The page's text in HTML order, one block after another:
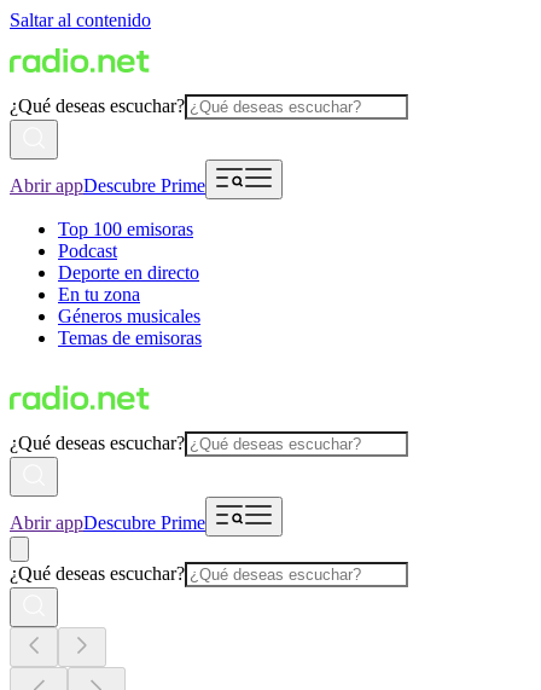
Saltar al contenido
¿Qué deseas escuchar?
Abrir appDescubre Prime
Top 100 emisoras
Podcast
Deporte en directo
En tu zona
Géneros musicales
Temas de emisoras
¿Qué deseas escuchar?
Abrir appDescubre Prime
¿Qué deseas escuchar?